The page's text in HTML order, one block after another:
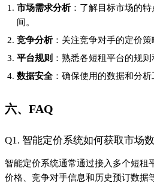
市场需求分析：了解目标市场的
间。
竞争分析：关注竞争对手的定价策
平台规则 ：熟悉各短租平台的规
数据安全：确保使用的数据和分析
六、FAQ
Q1. 智能定价系统如何获取市场
智能定价系统通常通过接入多个短租
价格、竞争对手信息和历史预订数据